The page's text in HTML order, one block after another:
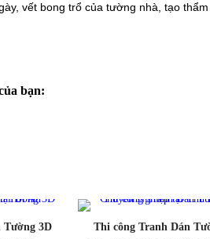
vết bong trổ của tường nhà, tạo
bạn:
Tường 3D
Thi công Tranh Dán